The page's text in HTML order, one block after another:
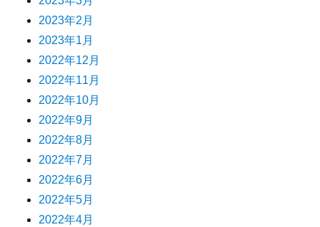
2023年2月
2023年1月
2022年12月
2022年11月
2022年10月
2022年9月
2022年8月
2022年7月
2022年6月
2022年5月
2022年4月